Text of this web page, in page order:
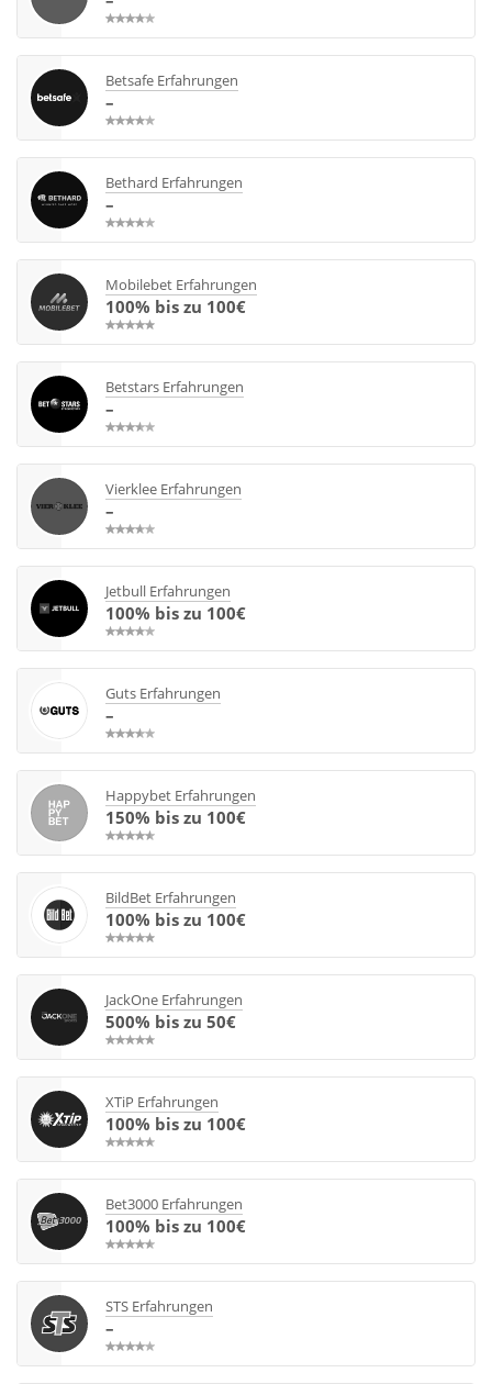
Betsafe Erfahrungen
–
Bethard Erfahrungen
–
Mobilebet Erfahrungen
100% bis zu 100€
Betstars Erfahrungen
–
Vierklee Erfahrungen
–
Jetbull Erfahrungen
100% bis zu 100€
Guts Erfahrungen
–
Happybet Erfahrungen
150% bis zu 100€
BildBet Erfahrungen
100% bis zu 100€
JackOne Erfahrungen
500% bis zu 50€
XTiP Erfahrungen
100% bis zu 100€
Bet3000 Erfahrungen
100% bis zu 100€
STS Erfahrungen
–